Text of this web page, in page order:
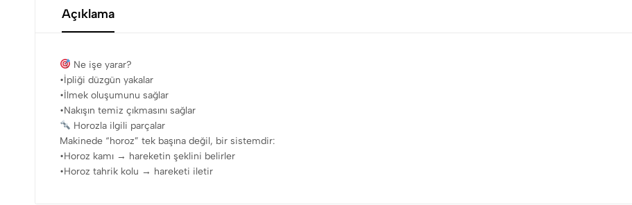
Açıklama
Ne işe yarar?
•İpliği düzgün yakalar
•İlmek oluşumunu sağlar
•Nakışın temiz çıkmasını sağlar
Horozla ilgili parçalar
Makinede “horoz” tek başına değil, bir sistemdir:
•Horoz kamı → hareketin şeklini belirler
•Horoz tahrik kolu → hareketi iletir